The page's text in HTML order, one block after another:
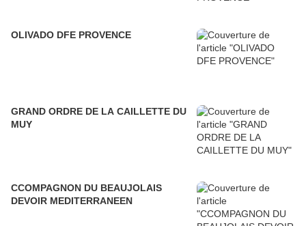
OLIVADO DFE PROVENCE
GRAND ORDRE DE LA CAILLETTE DU
MUY
CCOMPAGNON DU BEAUJOLAIS
DEVOIR MEDITERRANEEN